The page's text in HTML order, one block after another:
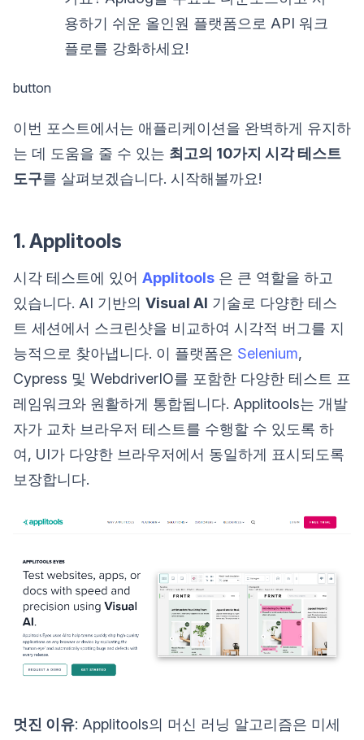
용하기 쉬운 올인원 플랫폼으로 API 워크
플로를 강화하세요!
button
이번 포스트에서는 애플리케이션을 완벽하게 유지하
는 데 도움을 줄 수 있는 최고의 10가지 시각 테스트
도구를 살펴보겠습니다. 시작해볼까요!
1. Applitools
시각 테스트에 있어 Applitools 은 큰 역할을 하고
있습니다. AI 기반의 Visual AI 기술로 다양한 테스
트 세션에서 스크린샷을 비교하여 시각적 버그를 지
능적으로 찾아냅니다. 이 플랫폼은 Selenium,
Cypress 및 WebdriverIO를 포함한 다양한 테스트 프
레임워크와 원활하게 통합됩니다. Applitools는 개발
자가 교차 브라우저 테스트를 수행할 수 있도록 하
여, UI가 다양한 브라우저에서 동일하게 표시되도록
보장합니다.
멋진 이유: Applitools의 머신 러닝 알고리즘은 미세